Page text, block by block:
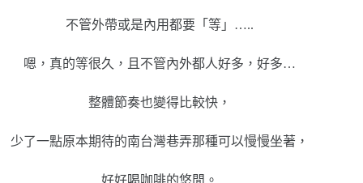
不管外帶或是內用都要「等」…..
嗯，真的等很久，且不管內外都人好多，好多…
整體節奏也變得比較快，
少了一點原本期待的南台灣巷弄那種可以慢慢坐著，
好好喝咖啡的悠閒。